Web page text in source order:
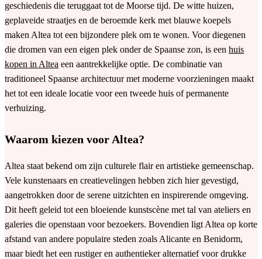
geschiedenis die teruggaat tot de Moorse tijd. De witte huizen,
geplaveide straatjes en de beroemde kerk met blauwe koepels
maken Altea tot een bijzondere plek om te wonen. Voor diegenen
die dromen van een eigen plek onder de Spaanse zon, is een huis
kopen in Altea een aantrekkelijke optie. De combinatie van
traditioneel Spaanse architectuur met moderne voorzieningen maakt
het tot een ideale locatie voor een tweede huis of permanente
verhuizing.
Waarom kiezen voor Altea?
Altea staat bekend om zijn culturele flair en artistieke gemeenschap.
Vele kunstenaars en creatievelingen hebben zich hier gevestigd,
aangetrokken door de serene uitzichten en inspirerende omgeving.
Dit heeft geleid tot een bloeiende kunstscène met tal van ateliers en
galeries die openstaan voor bezoekers. Bovendien ligt Altea op korte
afstand van andere populaire steden zoals Alicante en Benidorm,
maar biedt het een rustiger en authentieker alternatief voor drukke